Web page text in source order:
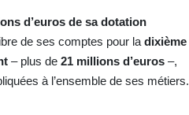
d’euros de sa dotation
de ses comptes pour ladixième
– plus de21 millions d’euros –,
à l’ensemble de ses métiers.